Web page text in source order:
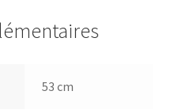
53 cm